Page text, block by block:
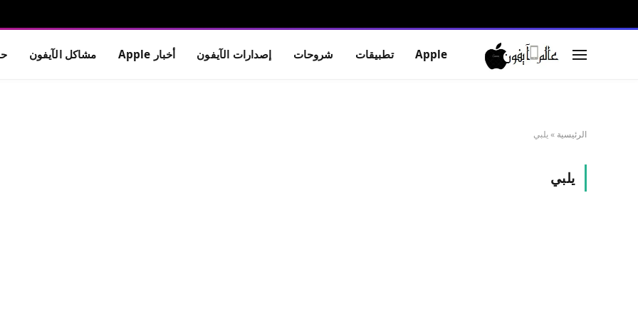
Apple تطبيقات شروحات إصدارات الآيفون أخبار Apple مشاكل الآيفون
الرئيسية »يلبي
يلبي